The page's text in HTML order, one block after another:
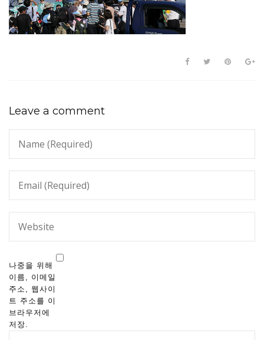
Leave a comment
나중을 위해
이름, 이메일
주소, 웹사이
트 주소를 이
브라우저에
저장.